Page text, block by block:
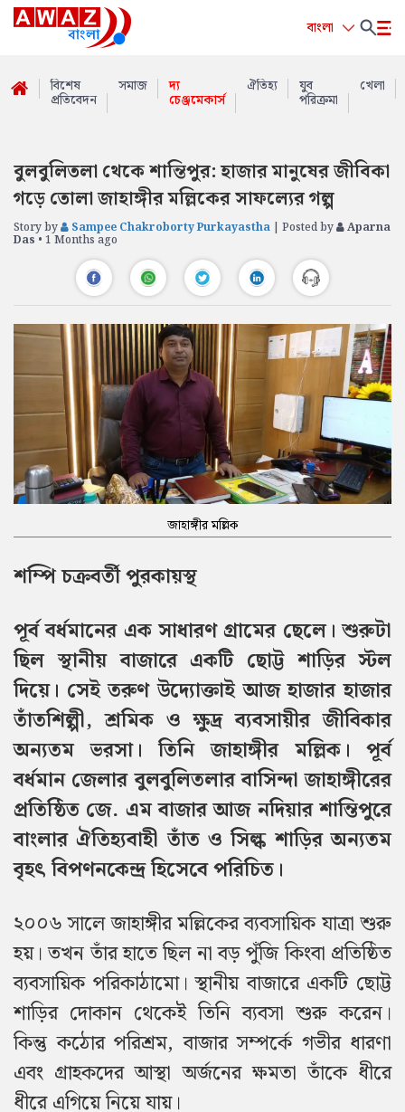
বাংলা
বিশেষ
প্রতিবেদন
সমাজ দ্য
চেঞ্জমেকার্স
ঐতিহ্য যুব
পরিক্রমা
খেলা
বুলবুলিতলা থেকে শান্তিপুর: হাজার মানুষের জীবিকা
গড়ে তোলা জাহাঙ্গীর মল্লিকের সাফল্যের গল্প
Story by Sampee Chakroborty Purkayastha | Posted by Aparna
Das • 1 Months ago
জাহাঙ্গীর মল্লিক
শম্পি চক্রবর্তী পুরকায়স্থ
পূর্ব বর্ধমানের এক সাধারণ গ্রামের ছেলে। শুরুটা
ছিল স্থানীয় বাজারে একটি ছোট্ট শাড়ির স্টল
দিয়ে। সেই তরুণ উদ্যোক্তাই আজ হাজার হাজার
তাঁতশিল্পী, শ্রমিক ও ক্ষুদ্র ব্যবসায়ীর জীবিকার
অন্যতম ভরসা। তিনি জাহাঙ্গীর মল্লিক। পূর্ব
বর্ধমান জেলার বুলবুলিতলার বাসিন্দা জাহাঙ্গীরের
প্রতিষ্ঠিত জে. এম বাজার আজ নদিয়ার শান্তিপুরে
বাংলার ঐতিহ্যবাহী তাঁত ও সিল্ক শাড়ির অন্যতম
বৃহৎ বিপণনকেন্দ্র হিসেবে পরিচিত।
২০০৬ সালে জাহাঙ্গীর মল্লিকের ব্যবসায়িক যাত্রা শুরু
হয়। তখন তাঁর হাতে ছিল না বড় পুঁজি কিংবা প্রতিষ্ঠিত
ব্যবসায়িক পরিকাঠামো। স্থানীয় বাজারে একটি ছোট্ট
শাড়ির দোকান থেকেই তিনি ব্যবসা শুরু করেন।
কিন্তু কঠোর পরিশ্রম, বাজার সম্পর্কে গভীর ধারণা
এবং গ্রাহকদের আস্থা অর্জনের ক্ষমতা তাঁকে ধীরে
ধীরে এগিয়ে নিয়ে যায়।